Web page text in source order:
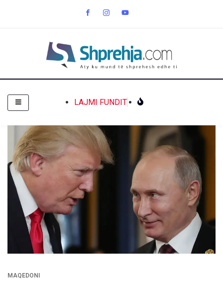
LAJMI FUNDIT
MAQEDONI